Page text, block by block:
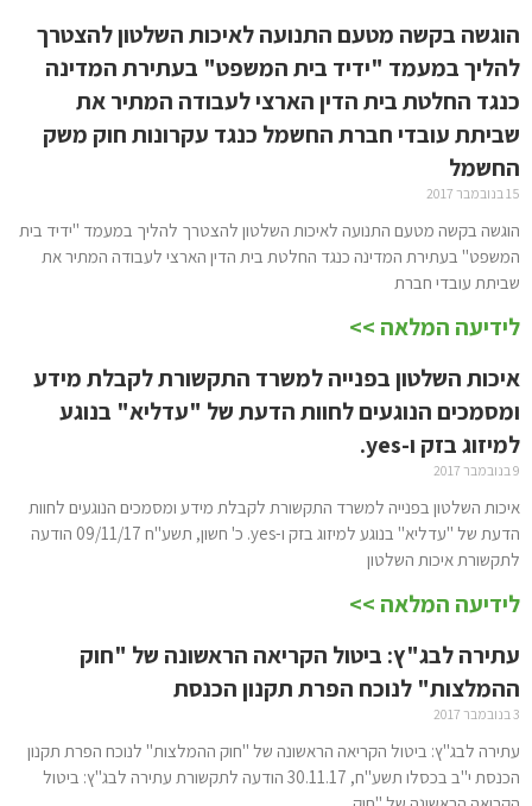
הוגשה בקשה מטעם התנועה לאיכות השלטון להצטרך
להליך במעמד "ידיד בית המשפט" בעתירת המדינה
כנגד החלטת בית הדין הארצי לעבודה המתיר את
שביתת עובדי חברת החשמל כנגד עקרונות חוק משק
החשמל
15 בנובמבר 2017
הוגשה בקשה מטעם התנועה לאיכות השלטון להצטרך להליך במעמד "ידיד בית
המשפט" בעתירת המדינה כנגד החלטת בית הדין הארצי לעבודה המתיר את
שביתת עובדי חברת
לידיעה המלאה >>
איכות השלטון בפנייה למשרד התקשורת לקבלת מידע
ומסמכים הנוגעים לחוות הדעת של "עדליא" בנוגע
למיזוג בזק ו-yes.
9 בנובמבר 2017
איכות השלטון בפנייה למשרד התקשורת לקבלת מידע ומסמכים הנוגעים לחוות
הדעת של "עדליא" בנוגע למיזוג בזק ו-yes. כ' חשון, תשע"ח 09/11/17 הודעה
לתקשורת איכות השלטון
לידיעה המלאה >>
עתירה לבג"ץ: ביטול הקריאה הראשונה של "חוק
ההמלצות" לנוכח הפרת תקנון הכנסת
3 בנובמבר 2017
עתירה לבג"ץ: ביטול הקריאה הראשונה של "חוק ההמלצות" לנוכח הפרת תקנון
הכנסת י"ב בכסלו תשע"ח, 30.11.17 הודעה לתקשורת עתירה לבג"ץ: ביטול